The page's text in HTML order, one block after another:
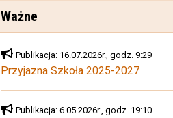
Ważne
Publikacja: 16.07.2026r., godz. 9:29
Przyjazna Szkoła 2025-2027
Publikacja: 6.05.2026r., godz. 19:10